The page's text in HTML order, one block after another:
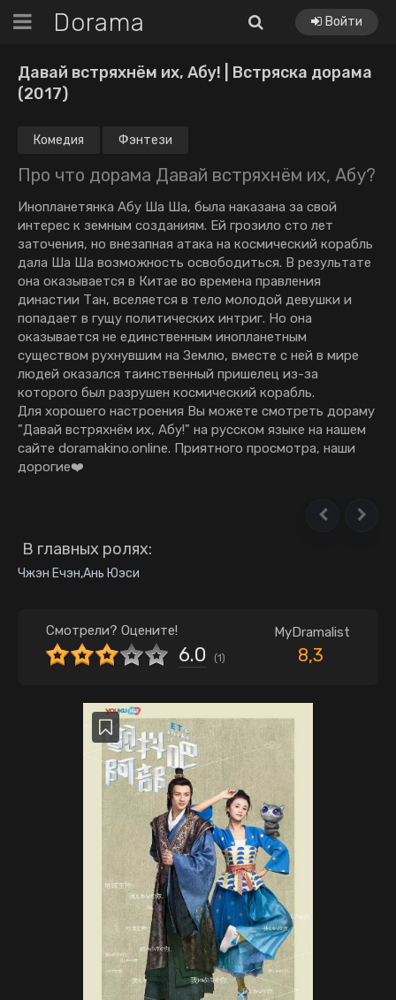
Dorama Войти
Давай встряхнём их, Абу! | Встряска дорама
(2017)
Комедия Фэнтези
Про что дорама Давай встряхнём их, Абу?
Инопланетянка Абу Ша Ша, была наказана за свой
интерес к земным созданиям. Ей грозило сто лет
заточения, но внезапная атака на космический корабль
дала Ша Ша возможность освободиться. В результате
она оказывается в Китае во времена правления
династии Тан, вселяется в тело молодой девушки и
попадает в гущу политических интриг. Но она
оказывается не единственным инопланетным
существом рухнувшим на Землю, вместе с ней в мире
людей оказался таинственный пришелец из-за
которого был разрушен космический корабль.
Для хорошего настроения Вы можете смотреть дораму
"Давай встряхнём их, Абу!" на русском языке на нашем
сайте doramakino.online. Приятного просмотра, наши
дорогие❤️
В главных ролях:
Чжэн Ечэн,Ань Юэси
Смотрели? Оцените!
6.0 (1)
MyDramalist
8,3